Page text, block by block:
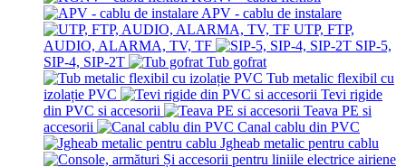
APV - cablu de instalare
UTP, FTP,
AUDIO, ALARMA, TV, TF
SIP-5,
SIP-4, SIP-2T
Tub gofrat
Tub metalic flexibil cu
izolație PVC
Tevi rigide
din PVC si accesorii
Teava PE si
accesorii
Canal cablu din PVC
Jgheab metalic pentru cablu